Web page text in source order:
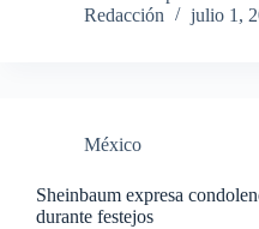
Redacción
julio 1,
México
Sheinbaum expresa
durante festejos